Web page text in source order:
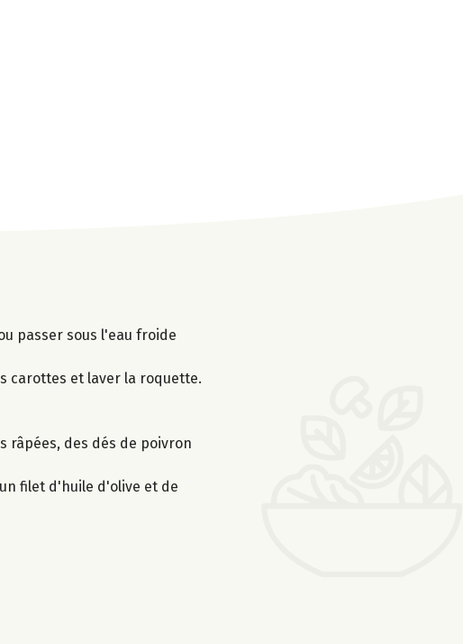
passer sous l'eau froide
carottes et laver la roquette.
râpées, des dés de poivron
filet d'huile d'olive et de